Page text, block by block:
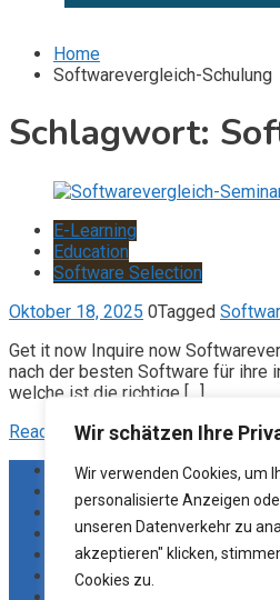
Wir schätzen Ihre
Wir verwenden Cookies, um
personalisierte Anzeigen
unseren Datenverkehr zu
akzeptieren" klicken,
Cookies zu.
Home
Softwarevergleich-Schulung
Schlagwort:
E-Learning
Education
Software Selection
Oktober 18, 2025 0Tagged
Get it now Inquire now
nach der besten Software für ihre
welche ist die richtige […]
Read More
Blog
Datenschutz
Home
Impressum
Kontakt
Marktplatz